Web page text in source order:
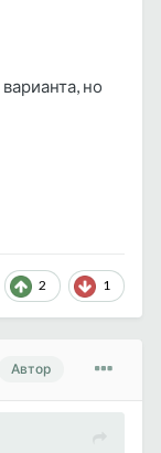
но
2 1
Автор